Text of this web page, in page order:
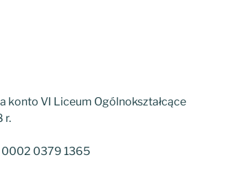
konto VI Liceum Ogólnokształcące
r.
0379 1365